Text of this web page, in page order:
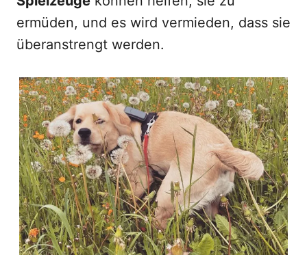
ermüden, und es wird vermieden, dass sie
überanstrengt werden.